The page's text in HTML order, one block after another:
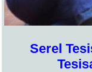
Serel